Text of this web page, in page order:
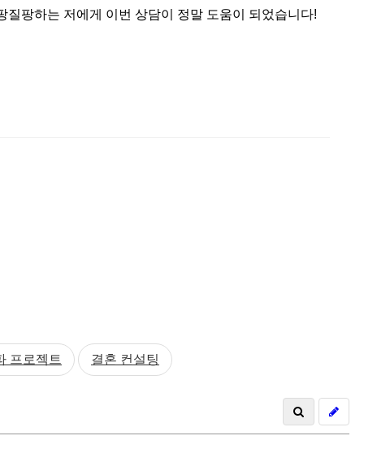
팡하는 저에게 이번 상담이 정말 도움이 되었습니다!
프로젝트 결혼 컨설팅